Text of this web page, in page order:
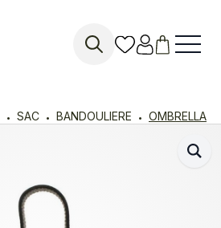
SAC BANDOULIERE OMBRELLA